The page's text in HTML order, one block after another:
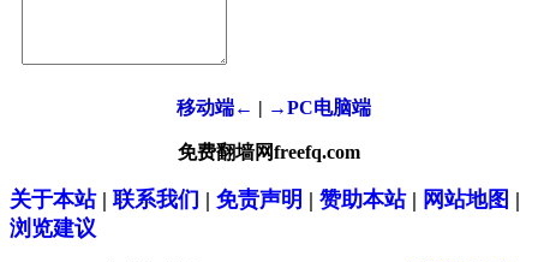
移动端← | →PC电脑端
免费翻墙网freefq.com
关于本站| 联系我们 | 免责声明 | 赞助本站| 网站地图 |
浏览建议